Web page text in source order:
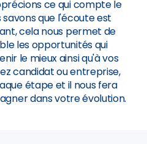
ce qui compte le
savons que l'écoute est
cela nous permet de
les opportunités qui
le mieux ainsi qu'à vos
candidat ou entreprise,
étape et il nous fera
dans votre évolution.